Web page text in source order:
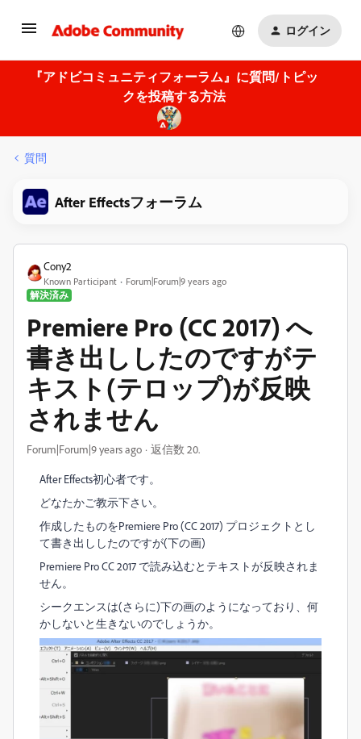
ログイン
『アドビコミュニティフォーラム』に質問/トピッ
クを投稿する方法
質問
After Effectsフォーラム
Cony2
Known Participant
Forum|Forum|9 years ago
解決済み
Premiere Pro (CC 2017) へ
書き出ししたのですがテ
キスト(テロップ)が反映
されません
Forum|Forum|9 years ago 返信数 20.
After Effects初心者です。
どなたかご教示下さい。
作成したものをPremiere Pro (CC 2017) プロジェクトとし
て書き出ししたのですが(下の画)
Premiere Pro CC 2017 で読み込むとテキストが反映されま
せん。
シークエンスは(さらに)下の画のようになっており、何
かしないと生きないのでしょうか。